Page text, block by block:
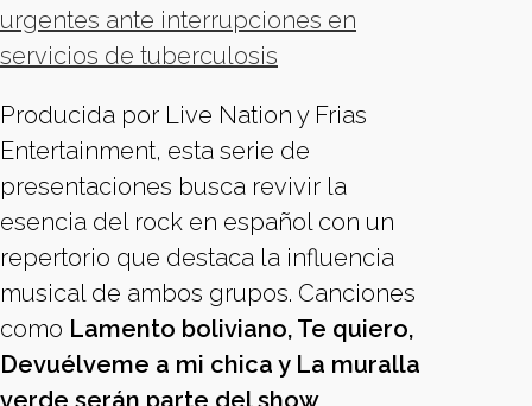
urgentes ante interrupciones en
servicios de tuberculosis
Producida por Live Nation y Frias
Entertainment, esta serie de
presentaciones busca revivir la
esencia del rock en español con un
repertorio que destaca la influencia
musical de ambos grupos. Canciones
como Lamento boliviano, Te quiero,
Devuélveme a mi chica y La muralla
verde serán parte del show,